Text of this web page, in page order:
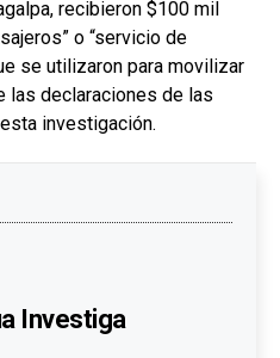
recibieron $100 mil
o “servicio de
se utilizaron para movilizar
las declaraciones de las
investigación.
Investiga